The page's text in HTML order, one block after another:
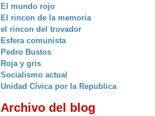
El mundo rojo
El rincon de la memoria
el rincon del trovador
Esfera comunista
Pedro Bustos
Roja y gris
Socialismo actual
Unidad Cívica por la Republica
Archivo del blog